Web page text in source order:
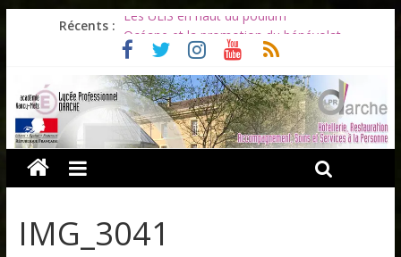
Récents : Les ULiS en haut du podium
Océane et la promotion du bénévolat
Bonnes vacances à tous !
Infos rentrée septembre 2026
Soirée d’adieux au Lycée Darche
IMG_3041